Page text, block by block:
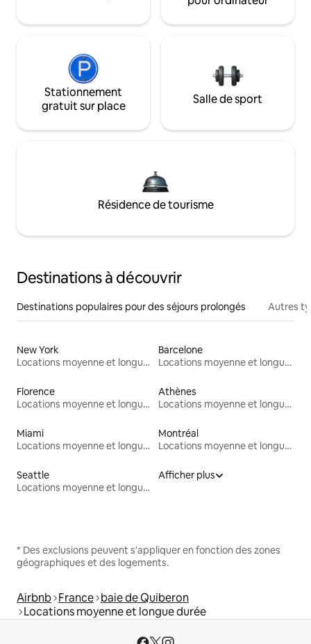
Stationnement
gratuit sur place
Salle de sport
Résidence de tourisme
Destinations à découvrir
Destinations populaires pour des séjours prolongés Autres
New York
Locations moyenne et longue durée
Barcelone
Locations moyenne et longue durée
Florence
Locations moyenne et longue durée
Athènes
Locations moyenne et longue durée
Miami
Locations moyenne et longue durée
Montréal
Locations moyenne et longue durée
Seattle
Locations moyenne et longue durée
Afficher plus
* Des exclusions peuvent s'appliquer en fonction des zones
géographiques et des logements.
Airbnb France baie de Quiberon
Locations moyenne et longue durée